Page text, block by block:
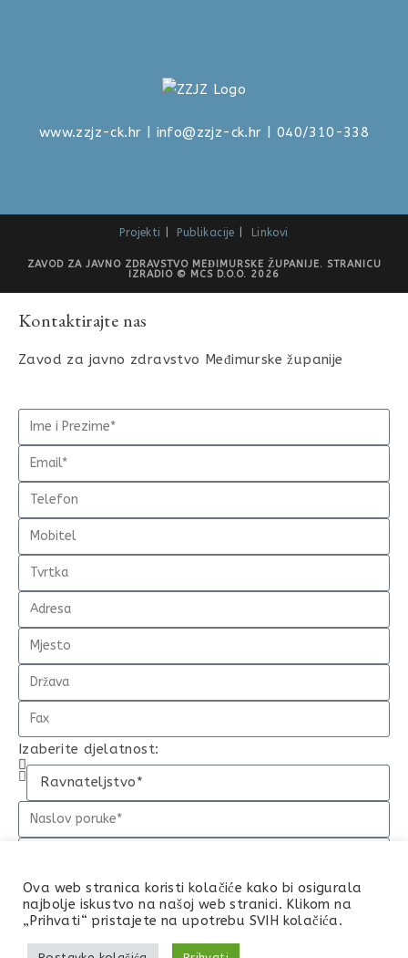
www.zzjz-ck.hr info@zzjz-ck.hr | 040/310-338
Projekti Publikacije Linkovi
ZAVOD ZA JAVNO ZDRAVSTVO MEĐIMURSKE ŽUPANIJE. STRANICU
IZRADIO © MCS D.O.O. 2026
Ova web stranica koristi kolačiće kako bi osigurala
najbolje iskustvo na našoj web stranici. Klikom na
„Prihvati“ pristajete na upotrebu SVIH kolačića.
Kontaktirajte nas
Zavod za javno zdravstvo Međimurske županije
Izaberite djelatnost:
POŠALJI